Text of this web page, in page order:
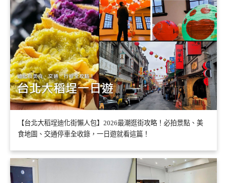
【台北大稻埕迪化街懶人包】2026最潮逛街攻略！必拍景點、美
食地圖、交通停車全收錄，一日遊就看這篇！